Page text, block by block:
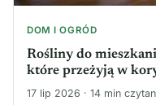
DOM I OGRÓD
Rośliny do
które przeżyją w
17 lip 2026 · 14 min